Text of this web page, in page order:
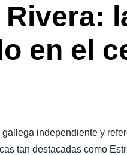
en el
independiente y
tan destacadas como